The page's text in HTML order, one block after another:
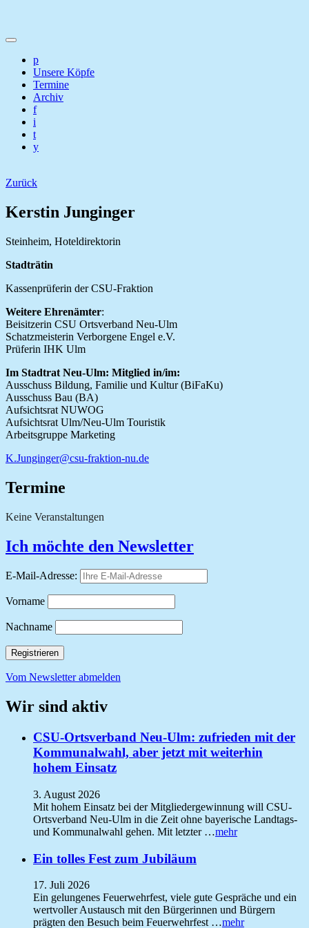
p
Unsere Köpfe
Termine
Archiv
f
i
t
y
Zurück
Kerstin Junginger
Steinheim, Hoteldirektorin
Stadträtin
Kassenprüferin der CSU-Fraktion
Weitere Ehrenämter:
Beisitzerin CSU Ortsverband Neu-Ulm
Schatzmeisterin Verborgene Engel e.V.
Prüferin IHK Ulm
Im Stadtrat Neu-Ulm: Mitglied in/im:
Ausschuss Bildung, Familie und Kultur (BiFaKu)
Ausschuss Bau (BA)
Aufsichtsrat NUWOG
Aufsichtsrat Ulm/Neu-Ulm Touristik
Arbeitsgruppe Marketing
K.Junginger@csu-fraktion-nu.de
Termine
Keine Veranstaltungen
Ich möchte den Newsletter
E-Mail-Adresse:
Vorname
Nachname
Vom Newsletter abmelden
Wir sind aktiv
CSU-Ortsverband Neu-Ulm: zufrieden mit der
Kommunalwahl, aber jetzt mit weiterhin
hohem Einsatz
3. August 2026
Mit hohem Einsatz bei der Mitgliedergewinnung will CSU-
Ortsverband Neu-Ulm in die Zeit ohne bayerische Landtags-
und Kommunalwahl gehen. Mit letzter …mehr
Ein tolles Fest zum Jubiläum
17. Juli 2026
Ein gelungenes Feuerwehrfest, viele gute Gespräche und ein
wertvoller Austausch mit den Bürgerinnen und Bürgern
prägten den Besuch beim Feuerwehrfest …mehr